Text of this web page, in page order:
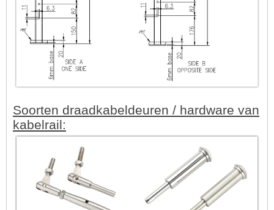
Soorten draadkabeldeuren / hardware van
kabelrail: